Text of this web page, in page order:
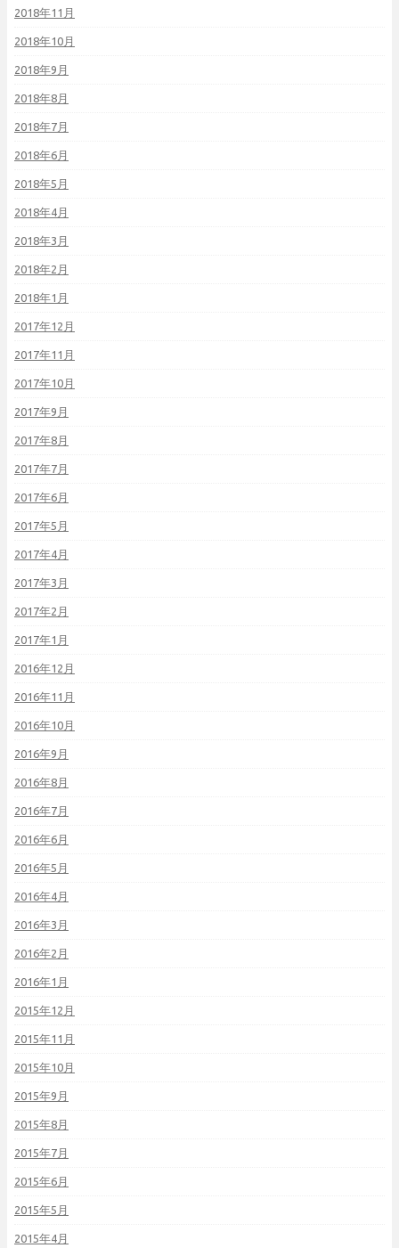
2018年11月
2018年10月
2018年9月
2018年8月
2018年7月
2018年6月
2018年5月
2018年4月
2018年3月
2018年2月
2018年1月
2017年12月
2017年11月
2017年10月
2017年9月
2017年8月
2017年7月
2017年6月
2017年5月
2017年4月
2017年3月
2017年2月
2017年1月
2016年12月
2016年11月
2016年10月
2016年9月
2016年8月
2016年7月
2016年6月
2016年5月
2016年4月
2016年3月
2016年2月
2016年1月
2015年12月
2015年11月
2015年10月
2015年9月
2015年8月
2015年7月
2015年6月
2015年5月
2015年4月